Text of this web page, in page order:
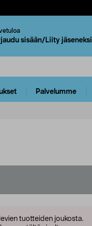
sisään/Liity jäseneksi
Palvelumme
tuotteiden joukosta.